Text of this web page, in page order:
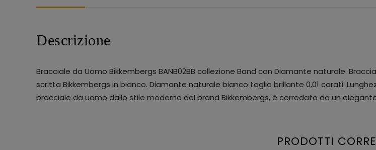
Descrizione
Bracciale da Uomo Bikkembergs BANB02BB collezione Band con Diamante naturale.
scritta Bikkembergs in bianco. Diamante naturale bianco taglio brillante 0,01 carati.
bracciale da uomo dallo stile moderno del brand Bikkembergs, è corredato da un
PRODOTTI